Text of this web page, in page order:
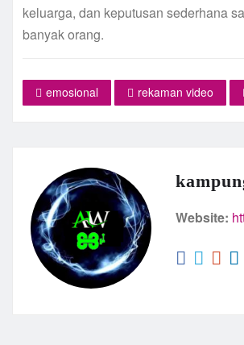
keluarga, dan keputusan sederhana
banyak orang.
emosional rekaman video
Website: